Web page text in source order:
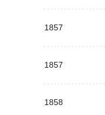
1857
1857
1858